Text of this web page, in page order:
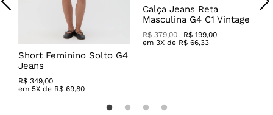
Short Feminino Solto G4
Jeans
R$ 349,00
em 5X de R$ 69,80
Calça Jeans Reta
Masculina G4 C1 Vintage
R$ 379,00
R$ 199,00
em 3X de R$ 66,33